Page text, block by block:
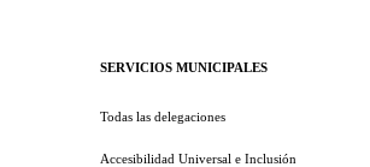
SERVICIOS MUNICIPALES
Todas las delegaciones
Accesibilidad Universal e Inclusión